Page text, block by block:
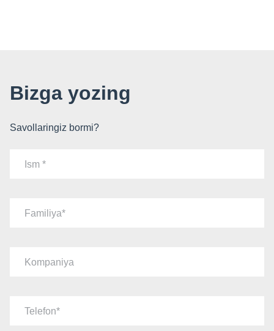
Bizga yozing
Savollaringiz bormi?
Ism
Familiya
Kompaniya
Telefon